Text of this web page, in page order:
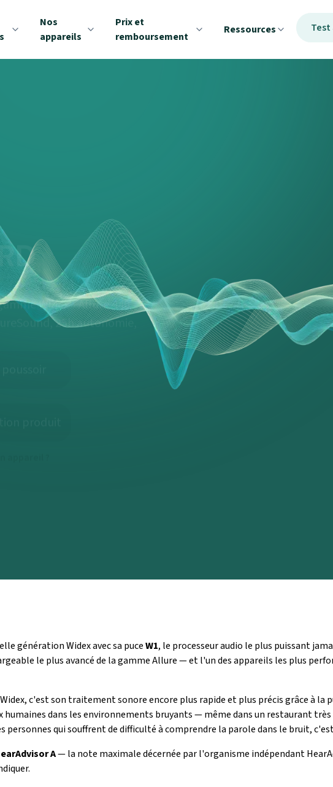
Nos
appareils
Prix et
remboursement
Ressources
Widex - Allure 440
25h autonomie,
génération Widex avec sa puceW1, le processeur audio le plus puissant
le plus avancé de la gamme Allure — et l'un des appareils les plus
c'est son traitement sonore encore plus rapide et plus précis grâce à la
dans les environnements bruyants — même dans un restaurant très
qui souffrent de difficulté à comprendre la parole dans le bruit,
A— la note maximale décernée par l'organisme indépendant